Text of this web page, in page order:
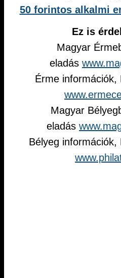
50 forintos alkalmi
Ez is
Magyar
eladás
Érme információk,
Magyar
eladás
Bélyeg információk,